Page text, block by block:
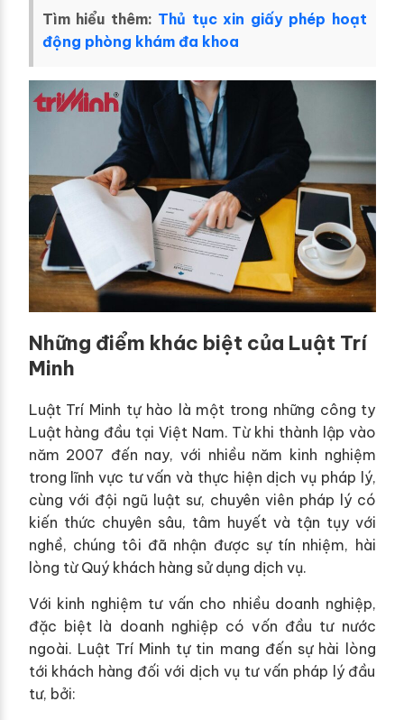
Tìm hiểu thêm: Thủ tục xin giấy phép hoạt
động phòng khám đa khoa
Những điểm khác biệt của Luật Trí
Minh
Luật Trí Minh tự hào là một trong những công ty
Luật hàng đầu tại Việt Nam. Từ khi thành lập vào
năm 2007 đến nay, với nhiều năm kinh nghiệm
trong lĩnh vực tư vấn và thực hiện dịch vụ pháp lý,
cùng với đội ngũ luật sư, chuyên viên pháp lý có
kiến thức chuyên sâu, tâm huyết và tận tụy với
nghề, chúng tôi đã nhận được sự tín nhiệm, hài
lòng từ Quý khách hàng sử dụng dịch vụ.
Với kinh nghiệm tư vấn cho nhiều doanh nghiệp,
đặc biệt là doanh nghiệp có vốn đầu tư nước
ngoài. Luật Trí Minh tự tin mang đến sự hài lòng
tới khách hàng đối với dịch vụ tư vấn pháp lý đầu
tư, bởi: